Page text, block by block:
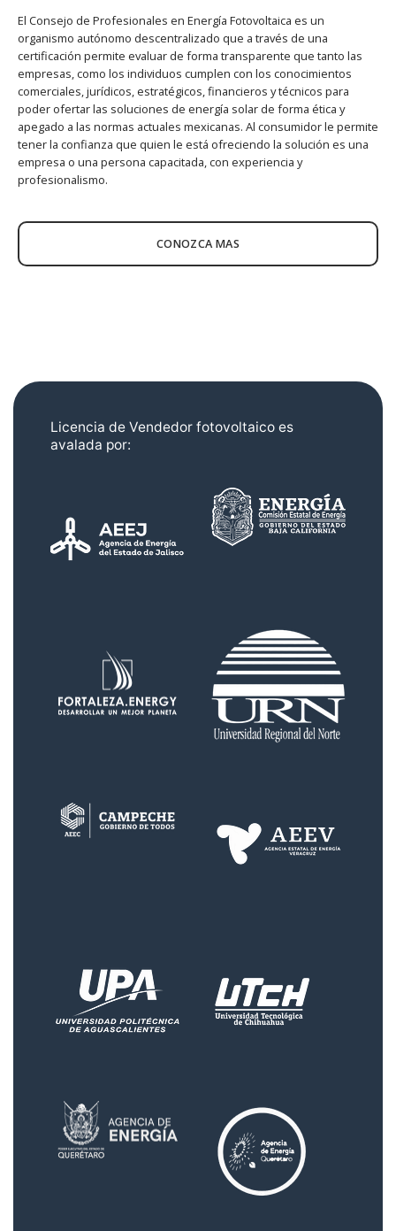
El Consejo de Profesionales en Energía Fotovoltaica es un
organismo autónomo descentralizado que a través de una
certificación permite evaluar de forma transparente que tanto las
empresas, como los individuos cumplen con los conocimientos
comerciales, jurídicos, estratégicos, financieros y técnicos para
poder ofertar las soluciones de energía solar de forma ética y
apegado a las normas actuales mexicanas. Al consumidor le permite
tener la confianza que quien le está ofreciendo la solución es una
empresa o una persona capacitada, con experiencia y
profesionalismo.
CONOZCA MAS
Licencia de Vendedor fotovoltaico es
avalada por: